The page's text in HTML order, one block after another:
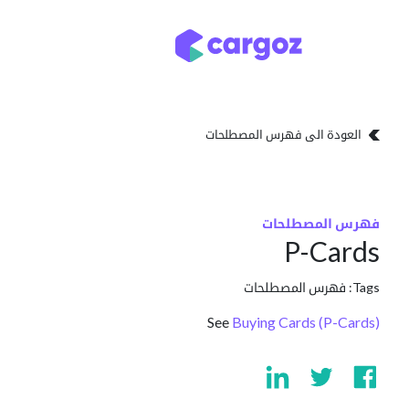
العودة الى فهرس المصطلحات
فهرس المصطلحات
P-Cards
Tags: فهرس المصطلحات
See Buying Cards (P-Cards)